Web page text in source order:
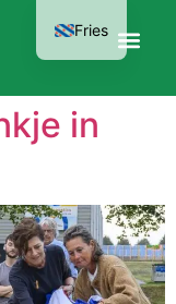
in
Fries